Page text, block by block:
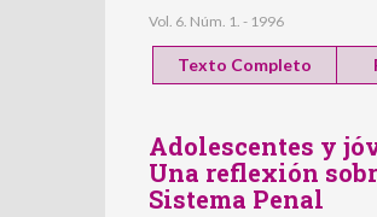
Vol. 6. Núm. 1. - 1996
Texto Completo
Adolescentes y
Una reflexión
Sistema Penal